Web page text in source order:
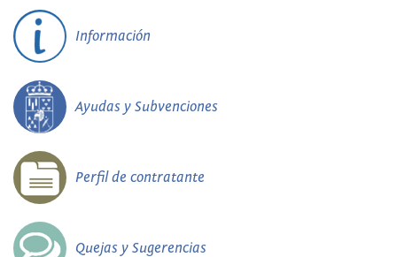
Información
Ayudas y Subvenciones
Perfil de contratante
Quejas y Sugerencias